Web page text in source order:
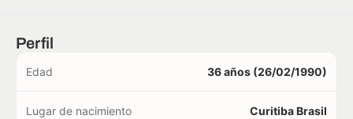
Perfil
Edad 36 años (26/02/1990)
Lugar de nacimiento Curitiba Brasil